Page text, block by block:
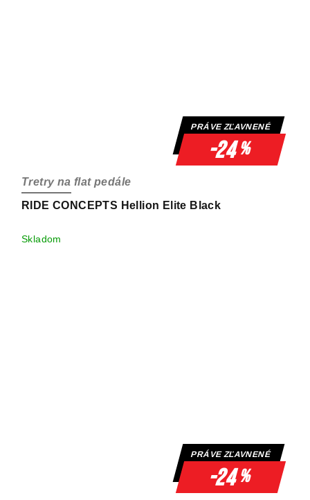
PRÁVE ZĽAVNENÉ
-24%
RIDE CONCEPTS Hellion Elite Black
Tretry na flat pedále
Skladom
PRÁVE ZĽAVNENÉ
-24%